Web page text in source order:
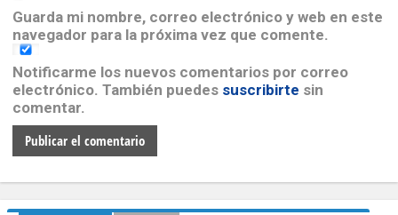
Guarda mi nombre, correo electrónico y web en este
navegador para la próxima vez que comente.
Notificarme los nuevos comentarios por correo
electrónico. También puedes suscribirte sin
comentar.